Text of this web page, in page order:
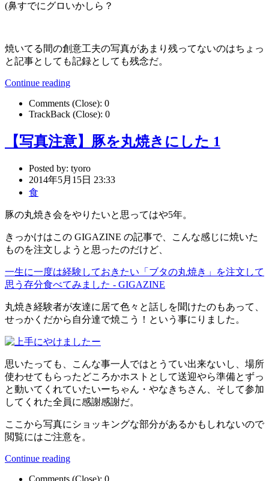
(鼻すでにグロいかしら？
焼いてる間の創意工夫の写真があまり残ってないのはちょっ
と記事としても記録としても残念だ。
Continue reading
Comments (Close): 0
TrackBack (Close): 0
【写真注意】豚を丸焼きにした 1
Posted by: tyoro
2014年5月15日 23:33
食
豚の丸焼き会をやりたいと思ってはや5年。
きっかけはこの GIGAZINE の記事で、こんな感じに焼いた
ものを注文しようと思ったのだけど、
一生に一度は経験しておきたい「ブタの丸焼き」を注文して
思う存分食べてみました - GIGAZINE
丸焼き経験者が友達に居て色々と話しを聞けたのもあって、
せっかくだから自分達で焼こう！という事にりました。
思いたっても、こんな事一人ではとうてい出来ないし、場所
使わせてもらったどころかホストとして送迎やら準備とずっ
と動いてくれていたいーちゃん・やなきちさん、そして参加
してくれた全員に感謝感謝だ。
ここから写真にショッキングな部分があるかもしれないので
閲覧にはご注意を。
Continue reading